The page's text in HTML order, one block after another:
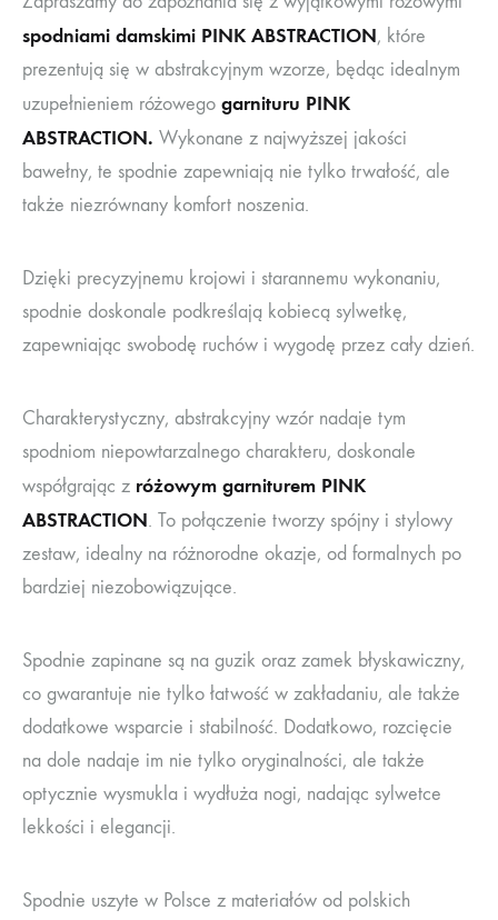
spodniami damskimi PINK ABSTRACTION, które
prezentują się w abstrakcyjnym wzorze, będąc idealnym
uzupełnieniem różowego garnituru PINK
ABSTRACTION. Wykonane z najwyższej jakości
bawełny, te spodnie zapewniają nie tylko trwałość, ale
także niezrównany komfort noszenia.
Dzięki precyzyjnemu krojowi i starannemu wykonaniu,
spodnie doskonale podkreślają kobiecą sylwetkę,
zapewniając swobodę ruchów i wygodę przez cały dzień.
Charakterystyczny, abstrakcyjny wzór nadaje tym
spodniom niepowtarzalnego charakteru, doskonale
współgrając z różowym garniturem PINK
ABSTRACTION. To połączenie tworzy spójny i stylowy
zestaw, idealny na różnorodne okazje, od formalnych po
bardziej niezobowiązujące.
Spodnie zapinane są na guzik oraz zamek błyskawiczny,
co gwarantuje nie tylko łatwość w zakładaniu, ale także
dodatkowe wsparcie i stabilność. Dodatkowo, rozcięcie
na dole nadaje im nie tylko oryginalności, ale także
optycznie wysmukla i wydłuża nogi, nadając sylwetce
lekkości i elegancji.
Spodnie uszyte w Polsce z materiałów od polskich